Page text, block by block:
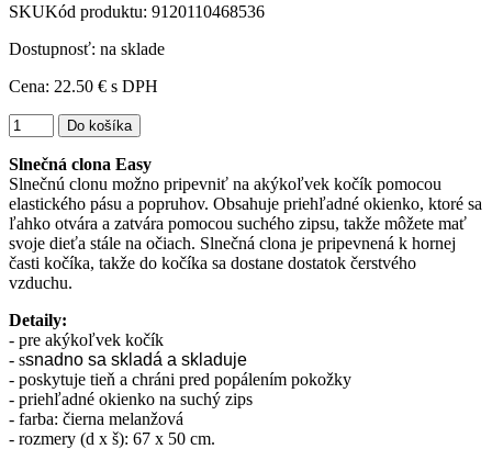
SKUKód produktu: 9120110468536
Dostupnosť: na sklade
Cena: 22.50 € s DPH
Slnečná clona Easy
Slnečnú clonu možno pripevniť na akýkoľvek kočík pomocou
elastického pásu a popruhov. Obsahuje priehľadné okienko, ktoré sa
ľahko otvára a zatvára pomocou suchého zipsu, takže môžete mať
svoje dieťa stále na očiach. Slnečná clona je pripevnená k hornej
časti kočíka, takže do kočíka sa dostane dostatok čerstvého
vzduchu.
Detaily:
- pre akýkoľvek kočík
- ssnadno sa skladá a skladuje
- poskytuje tieň a chráni pred popálením pokožky
- priehľadné okienko na suchý zips
- farba: čierna melanžová
- rozmery (d x š): 67 x 50 cm.